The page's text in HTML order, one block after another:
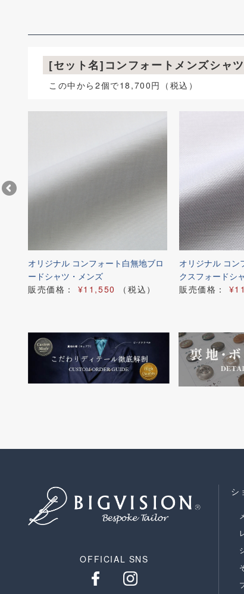
[セット名]コンフォートメンズシャ
この中から2個で18,700円（税込）
オリジナル コンフォート白無地ブロ
ードシャツ・メンズ
販売価格： ¥11,550 （税込）
オリジナル コン
クスフォードシ
販売価格：
OFFICIAL SNS
シ